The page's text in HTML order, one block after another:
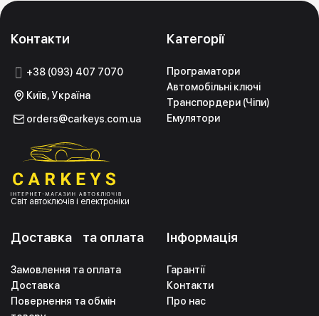
Контакти
+38 (093) 407 7070
Київ, Україна
orders@carkeys.com.ua
Світ автоключів і електроніки
Категорії
Програматори
Автомобільні ключі
Транспордери (Чіпи)
Емулятори
Інформація
Гарантії
Контакти
Про нас
Доставка та оплата
Замовлення та оплата
Доставка
Повернення та обмін